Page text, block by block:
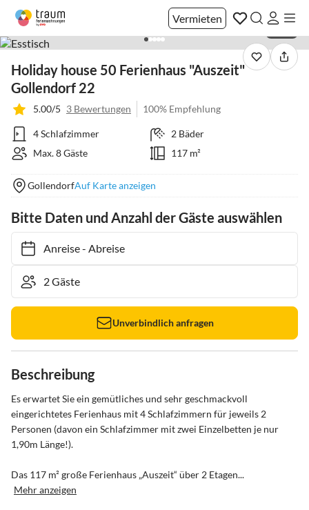
Vermieten
Holiday house 50 Ferienhaus "Auszeit"
Gollendorf 22
5.00/5 3 Bewertungen 100% Empfehlung
4 Schlafzimmer
2 Bäder
Max. 8 Gäste
117 m²
GollendorfAuf Karte anzeigen
Bitte Daten und Anzahl der Gäste auswählen
Anreise- Abreise
Unverbindlich anfragen
Beschreibung
Es erwartet Sie ein gemütliches und sehr geschmackvoll
eingerichtetes Ferienhaus mit 4 Schlafzimmern für jeweils 2
Personen (davon ein Schlafzimmer mit zwei Einzelbetten je nur
1,90m Länge!).
Das 117 m² große Ferienhaus „Auszeit“ über 2 Etagen...
Mehr anzeigen